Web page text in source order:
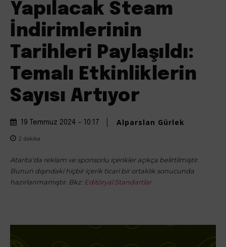
Yapılacak Steam
İndirimlerinin
Tarihleri Paylaşıldı:
Temalı Etkinliklerin
Sayısı Artıyor
19 Temmuz 2024 - 10:17 Alparslan Gürlek
2 dakika
Atarita'da reklam ve sponsorlu içerikler açıkça belirtilmiştir.
Bunun dışındaki hiçbir içerik ticari bir ortaklık sonucunda
hazırlanmamıştır. Bkz: Editöryal Standartlar